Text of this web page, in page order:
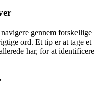
gennem forskellige
ord. Et tip er at tage et
har, for at identificere